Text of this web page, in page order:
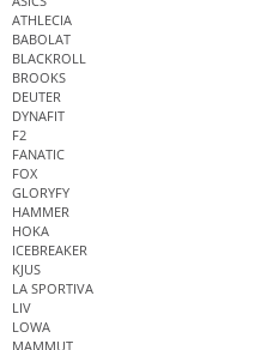
ATHLECIA
BABOLAT
BLACKROLL
BROOKS
DEUTER
DYNAFIT
F2
FANATIC
FOX
GLORYFY
HAMMER
HOKA
ICEBREAKER
KJUS
LA SPORTIVA
LIV
LOWA
MAMMUT